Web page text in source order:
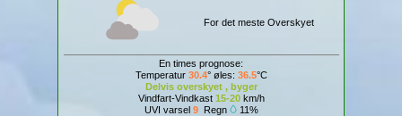
For det meste Overskyet
En times prognose:
Temperatur 30.4° øles: 36.5°C
Delvis overskyet , byger
Vindfart-Vindkast 15-20km/h
UVI varsel 9Regn 11%